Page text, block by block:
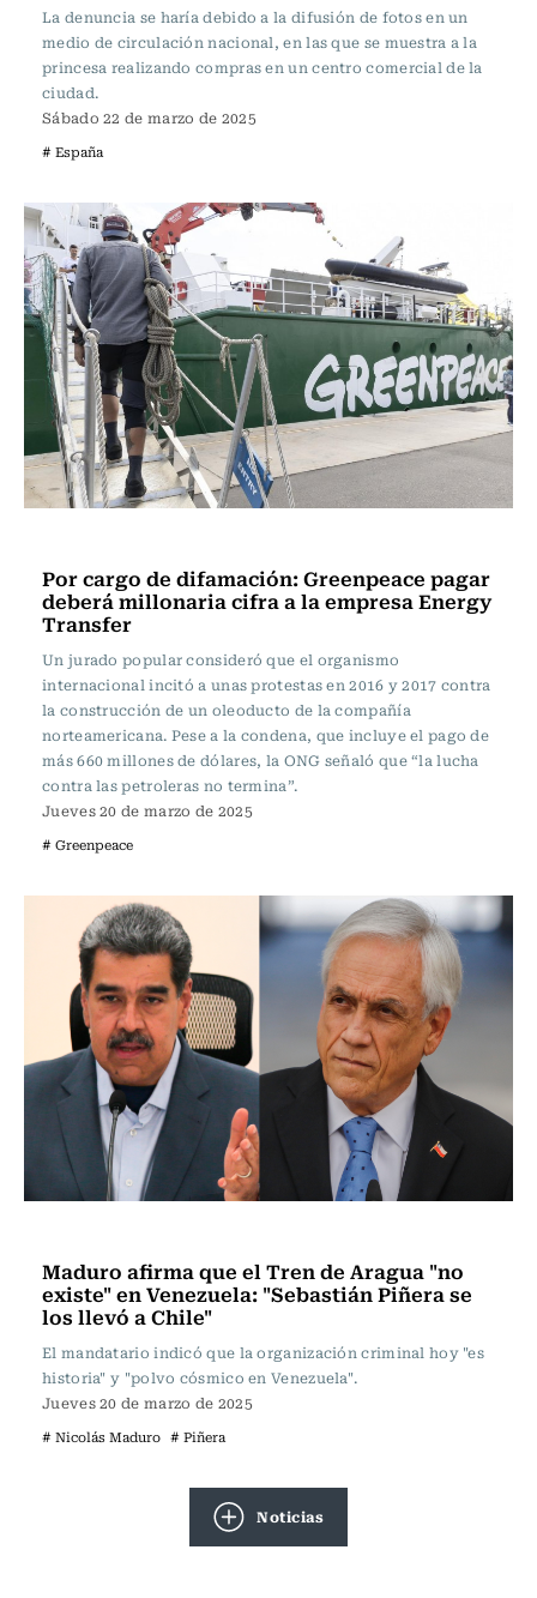
La denuncia se haría debido a la difusión de fotos en un
medio de circulación nacional, en las que se muestra a la
princesa realizando compras en un centro comercial de la
ciudad.
Sábado 22 de marzo de 2025
# España
Por cargo de difamación: Greenpeace pagar
deberá millonaria cifra a la empresa Energy
Transfer
Un jurado popular consideró que el organismo
internacional incitó a unas protestas en 2016 y 2017 contra
la construcción de un oleoducto de la compañía
norteamericana. Pese a la condena, que incluye el pago de
más 660 millones de dólares, la ONG señaló que “la lucha
contra las petroleras no termina”.
Jueves 20 de marzo de 2025
# Greenpeace
Maduro afirma que el Tren de Aragua "no
existe" en Venezuela: "Sebastián Piñera se
los llevó a Chile"
El mandatario indicó que la organización criminal hoy "es
historia" y "polvo cósmico en Venezuela".
Jueves 20 de marzo de 2025
# Nicolás Maduro # Piñera
Noticias